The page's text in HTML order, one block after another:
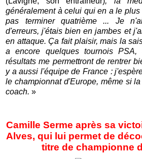
généralement à celui qui en a le
pas terminer quatrième ... Je
d'erreurs, j'étais bien en jambes et
en attaque. Ça fait plaisir, mais la
a encore quelques tournois
résultats me permettront de rentrer
y a aussi l'équipe de France :
le championnat d'Europe, même si
coach.»
Camille Serme après sa
Alves, qui lui permet de
titre de championne